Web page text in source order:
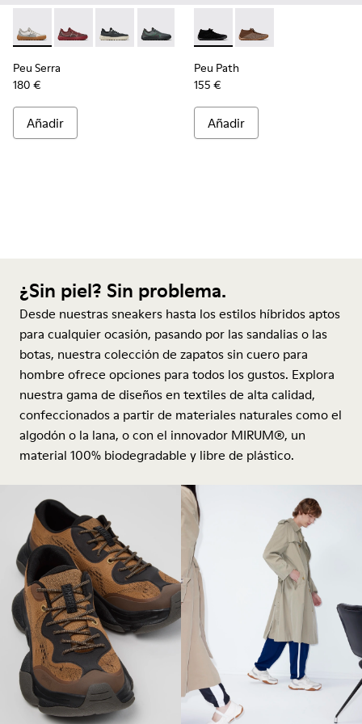
Peu Serra - K101007-006 - Sneakers grises y blancas de
Peu Serra - K101007-017
Peu Serra - K101007-016
Peu Serra - K101007-015
Peu Serra - K101007-011
Peu Serra - K101007-
Peu Serra -
Peu Serra
180 €
Añadir
Peu Path - K300476-005 -
Peu Path -
Peu Path
155 €
Añadir
¿Sin piel? Sin problema.
Desde nuestras sneakers hasta los estilos híbridos aptos
para cualquier ocasión, pasando por las sandalias o las
botas, nuestra colección de zapatos sin cuero para
hombre ofrece opciones para todos los gustos. Explora
nuestra gama de diseños en textiles de alta calidad,
confeccionados a partir de materiales naturales como el
algodón o la lana, o con el innovador MIRUM®, un
material 100% biodegradable y libre de plástico.